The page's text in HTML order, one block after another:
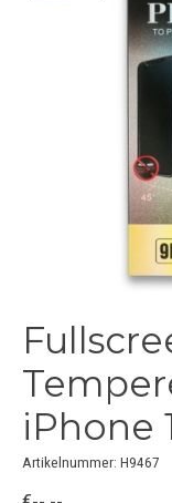
iPhone
Artikelnummer: H9467